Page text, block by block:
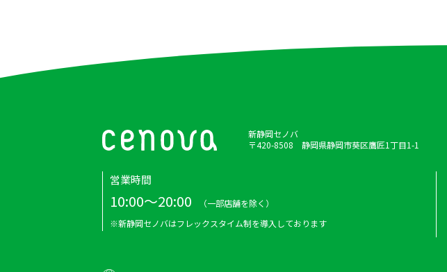
新静岡セノバ
〒420-8508 静岡県静岡市葵区鷹匠1丁目1-1
営業時間
10:00～20:00
（一部店舗を除く）
※新静岡セノバはフレックスタイム制を導入しております